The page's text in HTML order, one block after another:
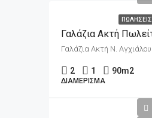
ΠΩΛΉΣΕΙΣ
Γαλάζια Ακτή Ν. Αγχιάλου
2 1 90m2
ΔΙΑΜΈΡΙΣΜΑ